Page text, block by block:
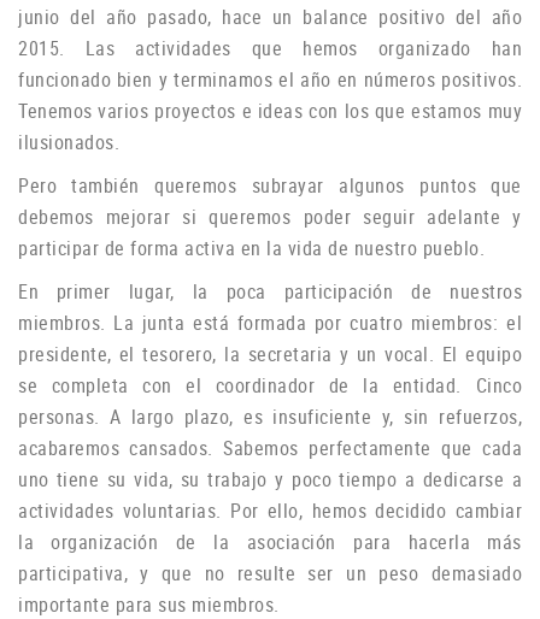
junio del año pasado, hace un balance positivo del año
2015. Las actividades que hemos organizado han
funcionado bien y terminamos el año en números positivos.
Tenemos varios proyectos e ideas con los que estamos muy
ilusionados.
Pero también queremos subrayar algunos puntos que
debemos mejorar si queremos poder seguir adelante y
participar de forma activa en la vida de nuestro pueblo.
En primer lugar, la poca participación de nuestros
miembros. La junta está formada por cuatro miembros: el
presidente, el tesorero, la secretaria y un vocal. El equipo
se completa con el coordinador de la entidad. Cinco
personas. A largo plazo, es insuficiente y, sin refuerzos,
acabaremos cansados.Sabemos perfectamente que cada
uno tiene su vida, su trabajo y poco tiempo a dedicarse a
actividades voluntarias. Por ello, hemos decidido cambiar
la organización de la asociación para hacerla más
participativa, y que no resulte ser un peso demasiado
importante para sus miembros.